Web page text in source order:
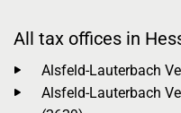
All tax offices in
Alsfeld-Lauterbach
Alsfeld-Lauterbach